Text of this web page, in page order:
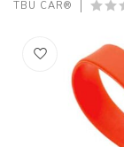
TBU CAR®